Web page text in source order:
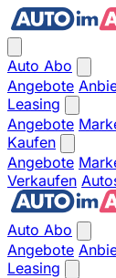
Auto Abo
Angebote
Leasing
Angebote
Kaufen
Angebote
Verkaufen
Auto Abo
Angebote
Leasing